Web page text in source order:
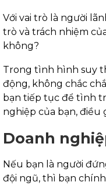
Với vai trò là người
trò và trách nhiệm
không?
Trong tình hình suy
động, không chắc
bạn tiếp tục để tình
nghiệp của bạn, điều
Doanh
Nếu bạn là người
đội ngũ, thì bạn